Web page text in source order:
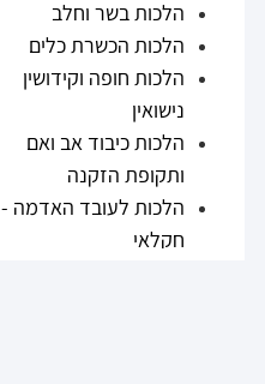
הלכות בשר וחלב
הלכות הכשרת כלים
הלכות חופה וקידושין
נישואין
הלכות כיבוד אב ואם
ותקופת הזקנה
הלכות לעובד האדמה -
חקלאי